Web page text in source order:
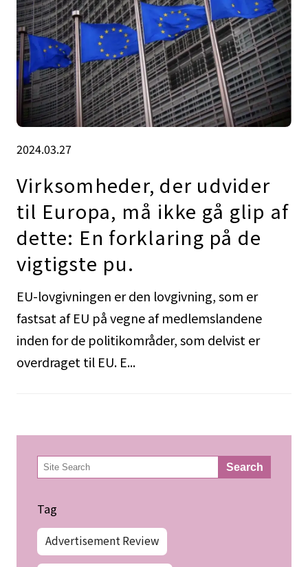
2024.03.27
Virksomheder, der udvider
til Europa, må ikke gå glip af
dette: En forklaring på de
vigtigste pu.
EU-lovgivningen er den lovgivning, som er
fastsat af EU på vegne af medlemslandene
inden for de politikområder, som delvist er
overdraget til EU. E...
検
索 Search
Tag
Advertisement Review